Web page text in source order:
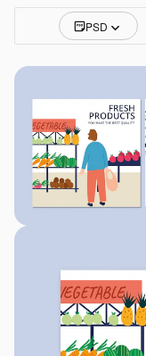
PSD